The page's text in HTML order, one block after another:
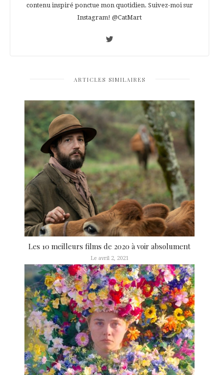
contenu inspiré ponctue mon quotidien. Suivez-moi sur
Instagram! @CatMart
ARTICLES SIMILAIRES
Les 10 meilleurs films de 2020 à voir absolument
Le avril 2, 2021